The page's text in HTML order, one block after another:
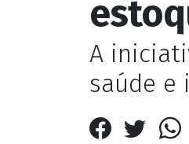
A
saúde e